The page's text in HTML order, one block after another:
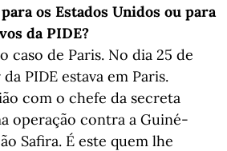
os Estados Unidos ou para
da PIDE?
caso de Paris. No dia 25 de
PIDE estava em Paris.
com o chefe da secreta
operação contra a Guiné-
Safira. É este quem lhe